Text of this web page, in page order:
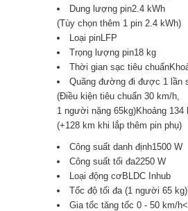
Dung lượng pin2.4 kWh
(Tùy chọn thêm 1 pin 2.4 kWh)
Loại pinLFP
Trọng lượng pin18 kg
Thời gian sạc tiêu
Quãng đường đi được 1 lần
(Điều kiện tiêu chuẩn 30 km/h,
1 người nặng 65kg)Khoảng 134
(+128 km khi lắp thêm pin phụ)
Công suất danh định1500 W
Công suất tối đa2250 W
Loại động cơBLDC Inhub
Tốc độ tối đa (1 người 65
Gia tốc tăng tốc 0 - 50 km/